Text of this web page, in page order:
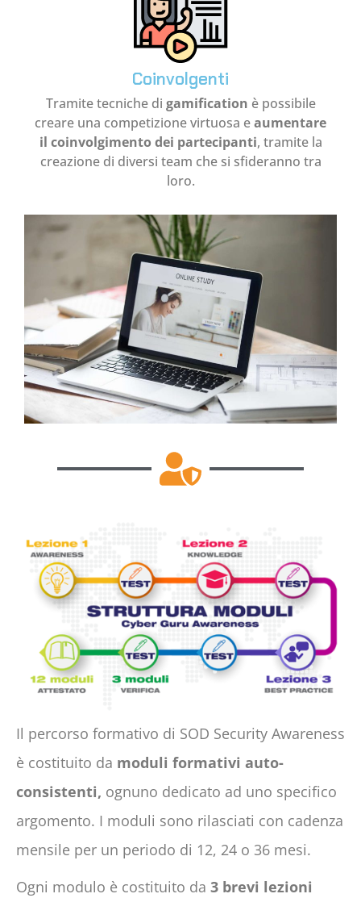
Coinvolgenti
Tramite tecniche di gamification è possibile
creare una competizione virtuosa eaumentare
il coinvolgimento dei partecipanti, tramite la
creazione di diversi team che si sfideranno tra
loro.
Il percorso formativo di SOD Security Awareness
è costituito da moduli formativi auto-
consistenti, ognuno dedicato ad uno specifico
argomento. I moduli sono rilasciati con cadenza
mensile per un periodo di 12, 24 o 36 mesi.
Ogni modulo è costituito da 3 brevi lezioni